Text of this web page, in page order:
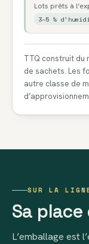
Lots prêts à
3–5 %
TTQ construit du
de sachets. Les
autre classe de
SUR LA
Sa
L’emballage est